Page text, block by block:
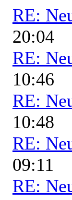
RE:
20:04
RE:
10:46
RE:
10:48
RE:
09:11
RE: